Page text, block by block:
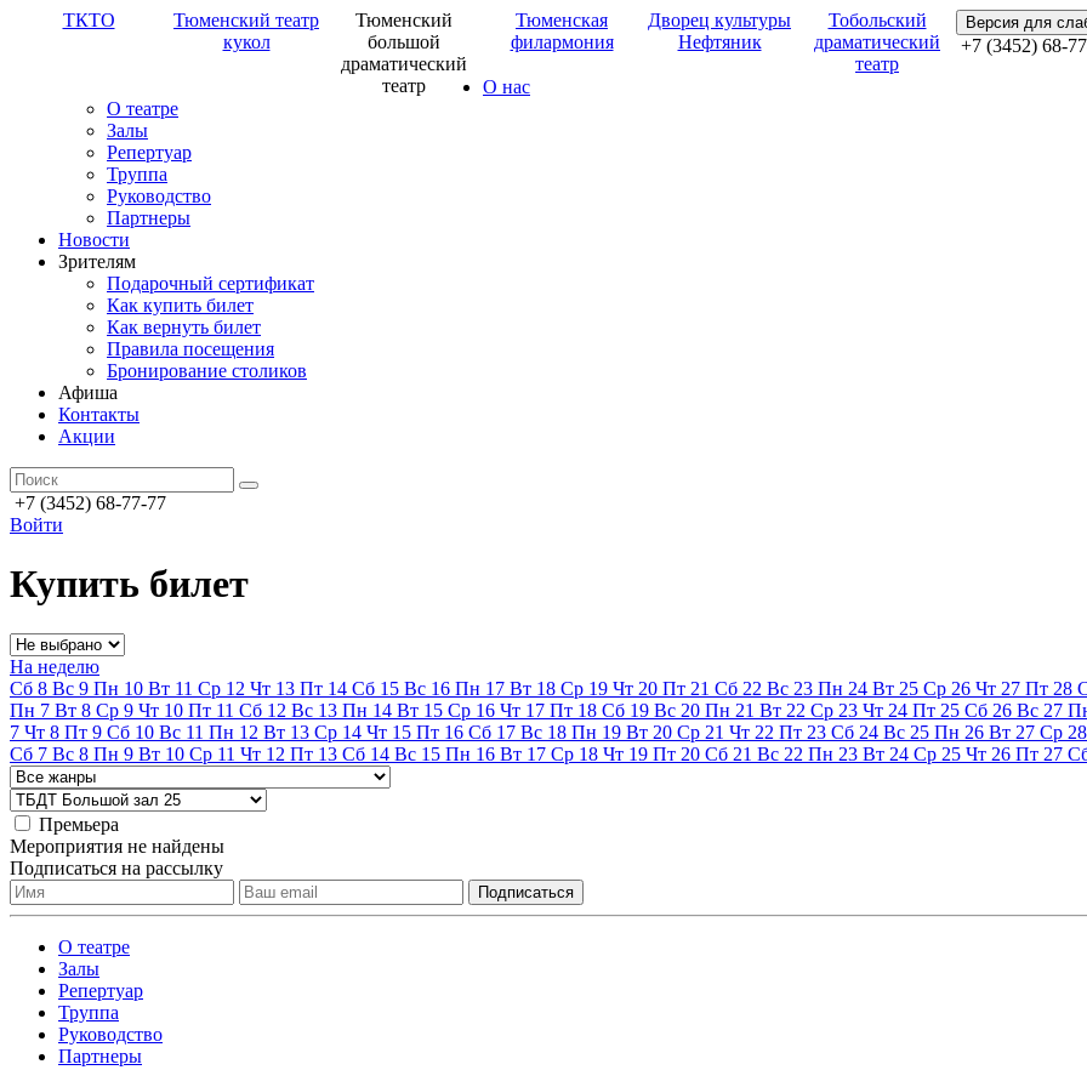
ТКТО
Тюменский театр
кукол
Тюменский
большой
драматический
театр
Тюменская
филармония
Дворец культуры
Нефтяник
Тобольский
драматический
театр
Версия для
+7 (3452) 68-
О нас
О театре
Залы
Репертуар
Труппа
Руководство
Партнеры
Новости
Зрителям
Подарочный сертификат
Как купить билет
Как вернуть билет
Правила посещения
Бронирование столиков
Афиша
Контакты
Акции
+7 (3452) 68-77-77
Войти
Купить билет
На неделю
Сб 8 Вс 9 Пн 10 Вт 11 Ср 12 Чт 13 Пт 14 Сб 15 Вс 16 Пн 17 Вт 18 Ср 19 Чт 20 Пт 21 Сб 22 Вс 23 Пн 24 Вт 25 Ср 26 Чт 27 Пт 28
Пн 7 Вт 8 Ср 9 Чт 10 Пт 11 Сб 12 Вс 13 Пн 14 Вт 15 Ср 16 Чт 17 Пт 18 Сб 19 Вс 20 Пн 21 Вт 22 Ср 23 Чт 24 Пт 25 Сб 26 Вс 27
7 Чт 8 Пт 9 Сб 10 Вс 11 Пн 12 Вт 13 Ср 14 Чт 15 Пт 16 Сб 17 Вс 18 Пн 19 Вт 20 Ср 21 Чт 22 Пт 23 Сб 24 Вс 25 Пн 26 Вт 27 Ср 28
Сб 7 Вс 8 Пн 9 Вт 10 Ср 11 Чт 12 Пт 13 Сб 14 Вс 15 Пн 16 Вт 17 Ср 18 Чт 19 Пт 20 Сб 21 Вс 22 Пн 23 Вт 24 Ср 25 Чт 26 Пт 27
Премьера
Мероприятия не найдены
Подписаться на рассылку
О театре
Залы
Репертуар
Труппа
Руководство
Партнеры